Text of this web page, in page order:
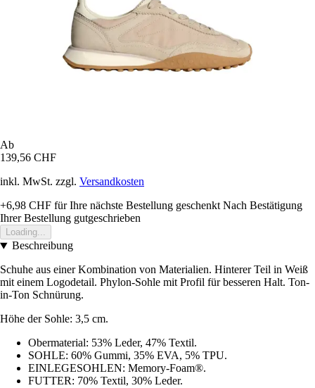
Ab
139,56 CHF
inkl. MwSt. zzgl. Versandkosten
+6,98 CHF für Ihre nächste Bestellung geschenkt Nach Bestätigung
Ihrer Bestellung gutgeschrieben
Loading...
Beschreibung
Schuhe aus einer Kombination von Materialien. Hinterer Teil in Weiß
mit einem Logodetail. Phylon-Sohle mit Profil für besseren Halt. Ton-
in-Ton Schnürung.
Höhe der Sohle: 3,5 cm.
Obermaterial: 53% Leder, 47% Textil.
SOHLE: 60% Gummi, 35% EVA, 5% TPU.
EINLEGESOHLEN: Memory-Foam®.
FUTTER: 70% Textil, 30% Leder.